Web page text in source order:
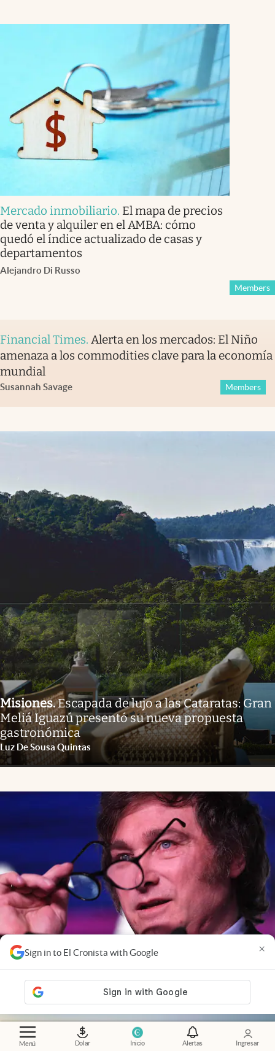
Menú Dolar Inicio Alertas Ingresar
Sign in to El Cronista with Google ×
Mercado inmobiliario. El mapa de precios
de venta y alquiler en el AMBA: cómo
quedó el índice actualizado de casas y
departamentos
Alejandro Di Russo
Members
Financial Times. Alerta en los mercados: El Niño
amenaza a los commodities clave para la economía
mundial
Susannah Savage Members
Misiones.Escapada de lujo a las Cataratas: Gran
Meliá Iguazú presentó su nueva propuesta
gastronómica
Luz De Sousa Quintas
Economía al día
El mercado ya mira a 2027: cómo
influye la política en las inversiones